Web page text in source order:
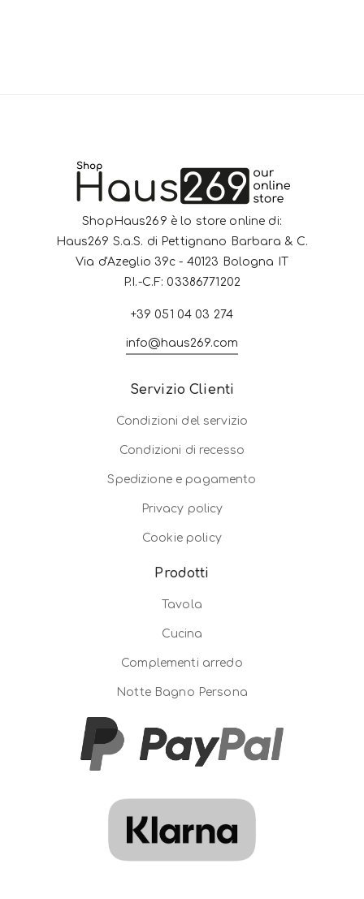
ShopHaus269 è lo store online di:
Haus269 S.a.S. di Pettignano Barbara & C.
Via d'Azeglio 39c - 40123 Bologna IT
P.I.-C.F: 03386771202
+39 051 04 03 274
info@haus269.com
Servizio Clienti
Condizioni del servizio
Condizioni di recesso
Spedizione e pagamento
Privacy policy
Cookie policy
Prodotti
Tavola
Cucina
Complementi arredo
Notte Bagno Persona